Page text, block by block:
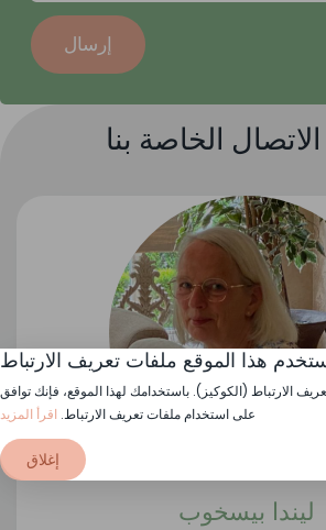
إرسال
الخاصة بنا
ليندا بيسخوب
هذا الموقع ملفات تعريف الارتباط
الارتباط (الكوكيز). باستخدامك لهذا الموقع، فإنك توافق
على استخدام ملفات تعريف الارتباط. اقرأ المزيد
إغلاق